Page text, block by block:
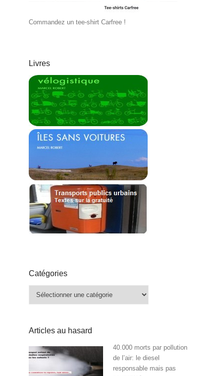
Commandez un tee-shirt Carfree !
Livres
Catégories
Articles au hasard
40.000 morts par pollution
de l’air: le diesel
responsable mais pas